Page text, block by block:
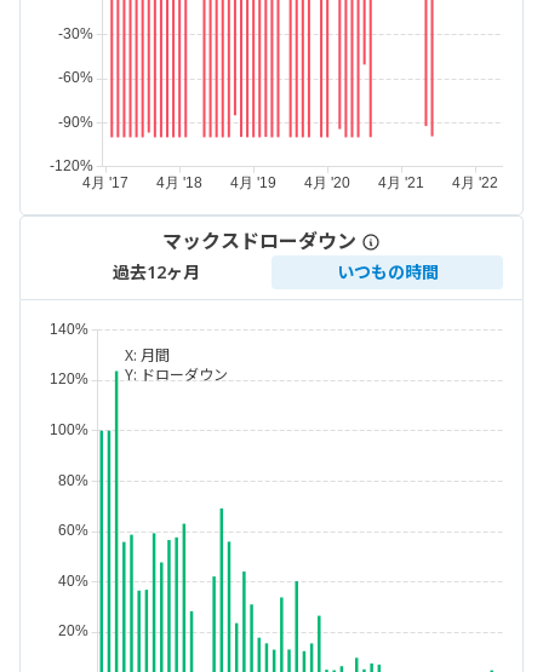
マックスドローダウン
過去12ヶ月 いつもの時間
X: 月間
Y: ドローダウン